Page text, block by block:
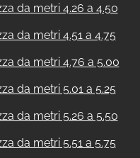
da metri 4.26 a 4.50
da metri 4.51 a 4.75
da metri 4.76 a 5.00
da metri 5.01 a 5.25
da metri 5.26 a 5.50
da metri 5.51 a 5.75